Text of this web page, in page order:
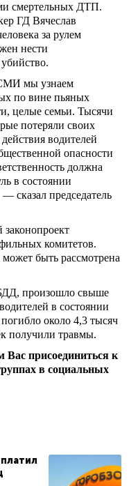
смертельных ДТП.
ГД Вячеслав
за рулем
нести
мы узнаем
по вине пьяных
целые семьи. Тысячи
потеряли своих
водителей
опасности
должна
в состоянии
сказал председатель
комитетов.
быть рассмотрена
произошло свыше
в состоянии
около 4,3 тысяч
получили травмы.
Вас присоединиться к
в социальных